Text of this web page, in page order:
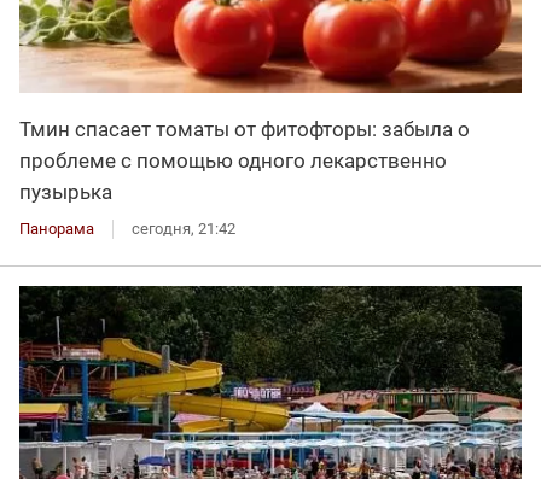
Тмин спасает томаты от фитофторы: забыла о
проблеме с помощью одного лекарственно
пузырька
Панорама сегодня, 21:42